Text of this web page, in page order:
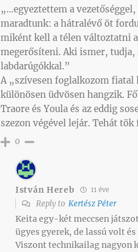
„…egyeztettem a
maradtunk: a hátralévő öt
miként kell a télen változtatni
megerősíteni. Aki ismer,
labdarúgókkal.”
A „szívesen foglalkozom fiatal
különösen üdvösen hangzik.
Traore és Youla és az eddig
szezon végével lejár. Tehát
0
István Hereb 11 éve
Reply to Kertész Péter
Keita egy-két meccsen
ügyes gyerek, de lassú volt
Viszont technikailag nagyon